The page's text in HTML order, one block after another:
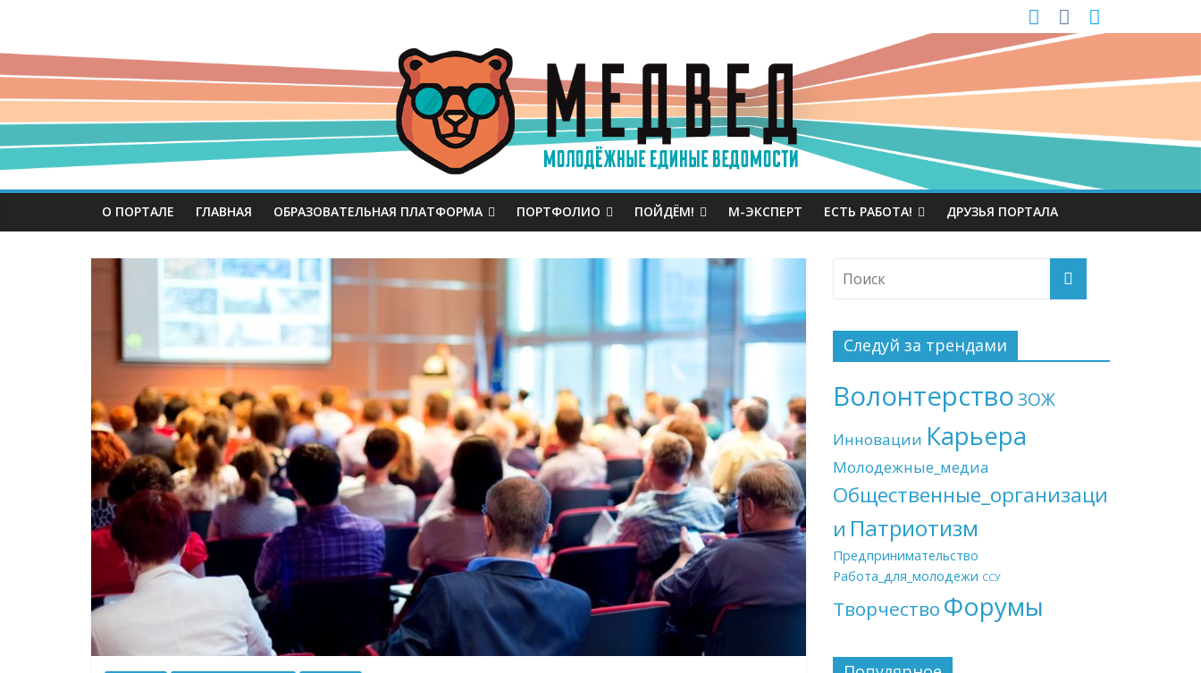
О ПОРТАЛЕ ГЛАВНАЯ ОБРАЗОВАТЕЛЬНАЯ ПЛАТФОРМА ПОРТФОЛИО ПОЙДЁМ! М-ЭКСПЕРТ ЕСТЬ РАБОТА! ДРУЗЬЯ ПОРТАЛА
Следуй за трендами
ВолонтерствоЗОЖ
Инновации Карьера
Молодежные_медиа
Общественные_организаци
и Патриотизм
Предпринимательство
Работа_для_молодежи ССУ
Творчество Форумы